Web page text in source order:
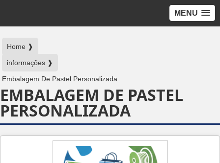
MENU
Home ❱
informações ❱
Embalagem De Pastel Personalizada
EMBALAGEM DE PASTEL
PERSONALIZADA